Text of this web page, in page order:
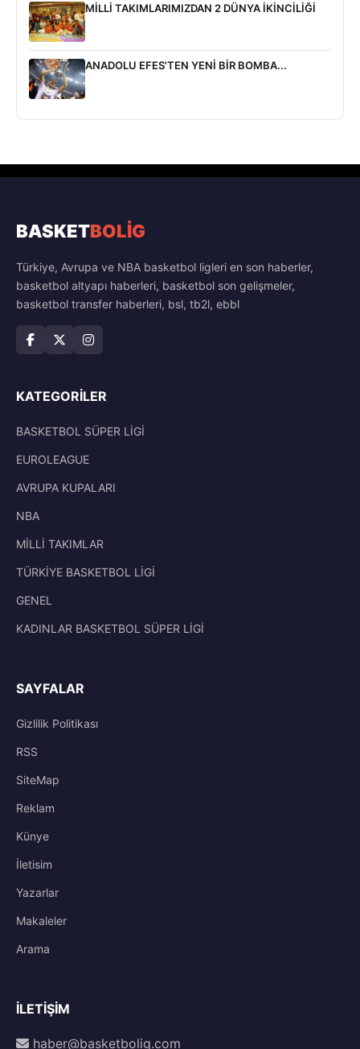
MİLLİ TAKIMLARIMIZDAN 2 DÜNYA İKİNCİLİĞİ
ANADOLU EFES'TEN YENİ BİR BOMBA...
BASKETBOLİG
Türkiye, Avrupa ve NBA basketbol ligleri en son haberler,
basketbol altyapı haberleri, basketbol son gelişmeler,
basketbol transfer haberleri, bsl, tb2l, ebbl
KATEGORILER
BASKETBOL SÜPER LİGİ
EUROLEAGUE
AVRUPA KUPALARI
NBA
MİLLİ TAKIMLAR
TÜRKİYE BASKETBOL LİGİ
GENEL
KADINLAR BASKETBOL SÜPER LİGİ
SAYFALAR
Gizlilik Politikası
RSS
SiteMap
Reklam
Künye
İletisim
Yazarlar
Makaleler
Arama
İLETIŞIM
haber@basketbolig.com